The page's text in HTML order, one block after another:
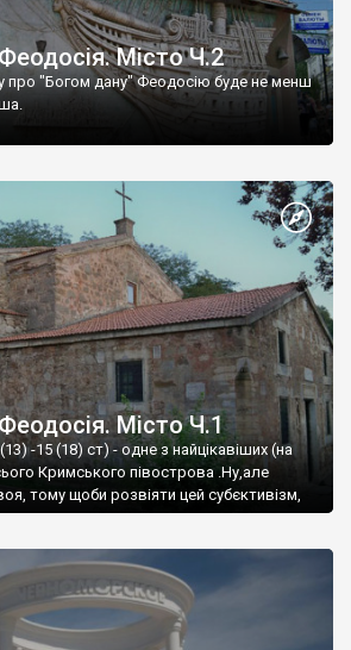
Місто Ч.2
про "Богом дану" Феодосію буде не менш
Місто Ч.1
-15 (18) ст) - одне з найцікавіших (на
Кримського півострова .Ну,але
тому щоби розвіяти цей субєктивізм,
це